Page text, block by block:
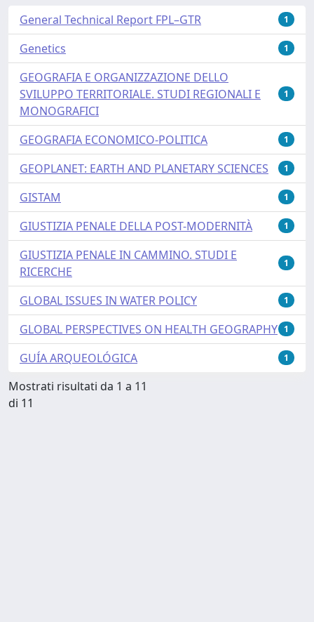
General Technical Report FPL–GTR
1
Genetics 1
GEOGRAFIA E ORGANIZZAZIONE DELLO
SVILUPPO TERRITORIALE. STUDI REGIONALI E
MONOGRAFICI
1
GEOGRAFIA ECONOMICO-POLITICA 1
GEOPLANET: EARTH AND PLANETARY SCIENCES 1
GISTAM 1
GIUSTIZIA PENALE DELLA POST-MODERNITÀ 1
GIUSTIZIA PENALE IN CAMMINO. STUDI E
RICERCHE
1
GLOBAL ISSUES IN WATER POLICY 1
GLOBAL PERSPECTIVES ON HEALTH GEOGRAPHY 1
GUÍA ARQUEOLÓGICA 1
Mostrati risultati da 1 a 11
di 11